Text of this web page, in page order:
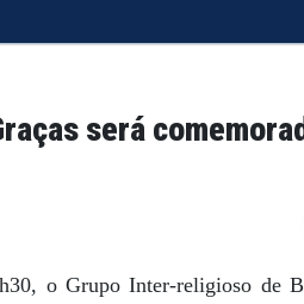
será
o Grupo Inter-religioso de